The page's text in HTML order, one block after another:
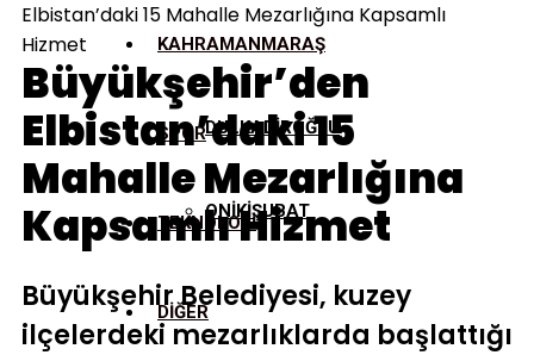
KAHRAMANMARAŞ
DULKADİROĞLU
ONİKİŞUBAT
SPOR
TEKNOLOJİ
DİĞER
Elbistan’daki 15 Mahalle Mezarlığına Kapsamlı
Hizmet
Büyükşehir’den
Elbistan’daki 15
Mahalle Mezarlığına
Kapsamlı Hizmet
Büyükşehir Belediyesi, kuzey
ilçelerdeki mezarlıklarda başlattığı